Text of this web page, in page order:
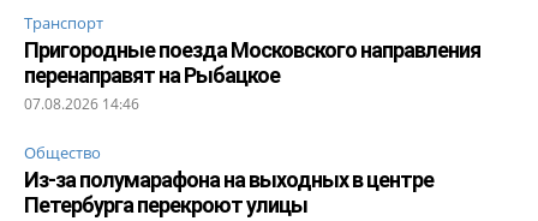
Транспорт
Пригородные поезда Московского направления
перенаправят на Рыбацкое
07.08.2026 14:46
Общество
Из-за полумарафона на выходных в центре
Петербурга перекроют улицы